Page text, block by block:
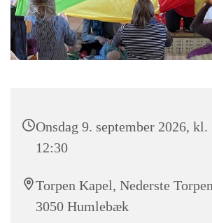
Onsdag 9. september 2026, kl.
12:30
Torpen Kapel, Nederste
3050 Humlebæk